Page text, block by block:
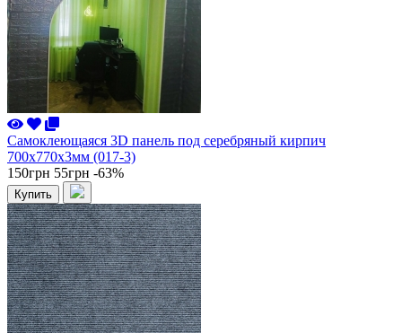
Самоклеющаяся 3D панель под серебряный кирпич
700x770x3мм (017-3)
150грн 55грн -63%
Купить